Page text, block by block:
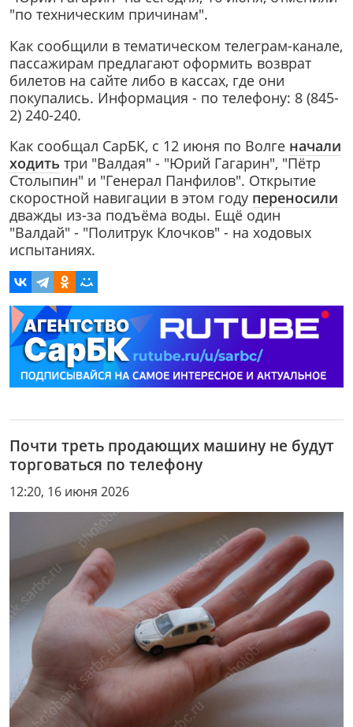
"по техническим причинам".
Как сообщили в тематическом телеграм-канале,
пассажирам предлагают оформить возврат
билетов на сайте либо в кассах, где они
покупались. Информация - по телефону: 8 (845-
2) 240-240.
Как сообщал СарБК, с 12 июня по Волге начали
ходить три "Валдая" - "Юрий Гагарин", "Пётр
Столыпин" и "Генерал Панфилов". Открытие
скоростной навигации в этом году переносили
дважды из-за подъёма воды. Ещё один
"Валдай" - "Политрук Клочков" - на ходовых
испытаниях.
Почти треть продающих машину не будут
торговаться по телефону
12:20, 16 июня 2026